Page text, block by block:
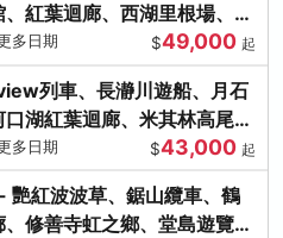
紅葉迴廊、西湖里根場、銀
多日期 $49,000 起
列車、長瀞川遊船、月石
湖紅葉迴廊、米其林高尾
多日期 $43,000 起
艷紅波波草、鋸山纜車、鶴
修善寺虹之鄉、堂島遊覽